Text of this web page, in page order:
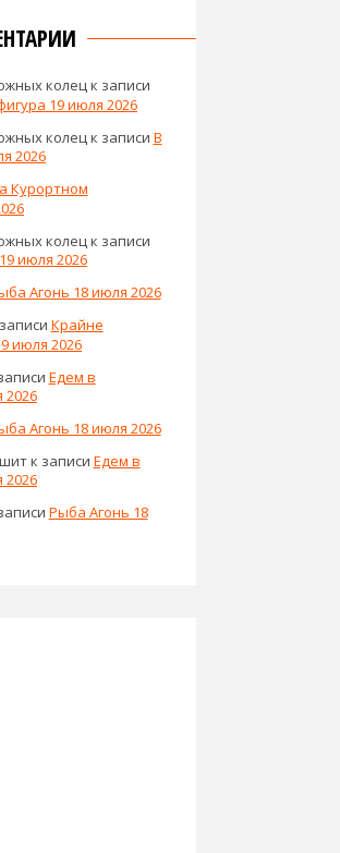
колецк записи
19 июля 2026
колец к записи В
2026
Курортном
колец к записи
июля 2026
Агонь 18 июля 2026
Крайне
июля 2026
Едем в
2026
Агонь 18 июля 2026
к записи Едем в
2026
Рыба Агонь 18